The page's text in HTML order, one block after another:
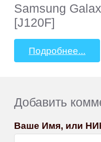
Samsung
[J120F]
Подробнее...
Добавить
Ваше Имя, или